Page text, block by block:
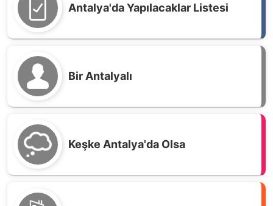
Antalya'da Yapılacaklar Listesi
Bir Antalyalı
Keşke Antalya'da Olsa